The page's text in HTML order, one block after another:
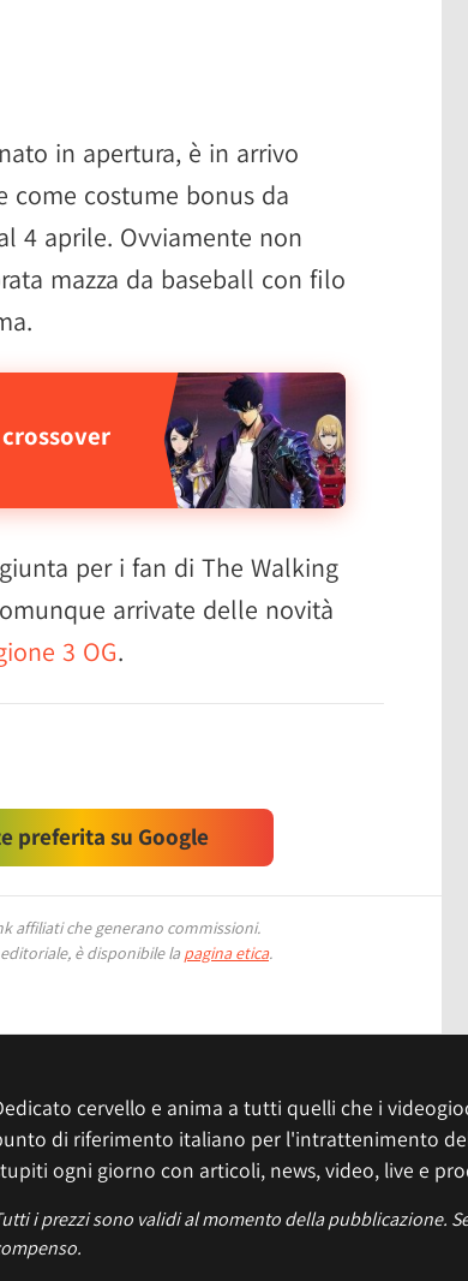
in apertura, è in arrivo
come costume bonus da
4 aprile. Ovviamente non
mazza da baseball con filo
per i fan di The Walking
arrivate delle novità
3 OG.
preferita su Google
affiliati che generano commissioni.
è disponibile la pagina etica.
cervello e anima a tutti quelli che i
di riferimento italiano per l'intrattenimento
ogni giorno con articoli, news, video, live e
i prezzi sono validi al momento della pubblicazione.